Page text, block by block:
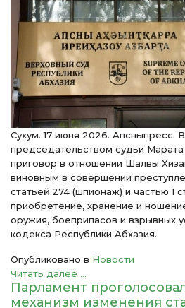
Сухум. 17 июня 2026. Апсныпресс.
председательством судьи
приговор в отношении Шалвы
виновным в совершении
статьей 274 (шпионаж) и частью 1
приобретение, хранение и
оружия, боеприпасов и взрывных
кодекса Республики Абхазия.
Опубликовано в Новости
Читать далее ...
Парламент
механизм изменения